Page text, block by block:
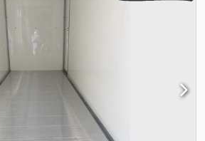
tömeg 990 kg hasznos teherbírás Raktér
mm Teljes méret: 3880 x 1980 x 2050
580 mm 1 tengely 14 colos abroncsok 15
műanyag bevonattal Multiplex padló,
bevonattal Belső világítás kapcsolóval Váz
merülőfürdőben horganyzott 2
támaszokkal felszerelve
Fékezett kivitel, kb. 125 cm hosszú,
emelőgázrugókkal Credpfx